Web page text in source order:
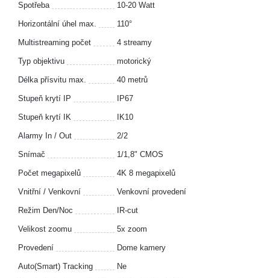
Spotřeba 10-20 Watt
Horizontální úhel max. 110°
Multistreaming počet 4 streamy
Typ objektivu motorický
Délka přísvitu max. 40 metrů
Stupeň krytí IP IP67
Stupeň krytí IK IK10
Alarmy In / Out 2/2
Snímač 1/1,8" CMOS
Počet megapixelů 4K 8 megapixelů
Vnitřní / Venkovní Venkovní provedení
Režim Den/Noc IR-cut
Velikost zoomu 5x zoom
Provedení Dome kamery
Auto(Smart) Tracking Ne